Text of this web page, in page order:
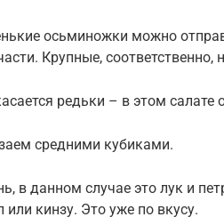
осьминожки можно
Крупные,
редьки – в этом салате
средними кубиками.
в данном случае это лук и
или кинзу. Это уже по вкусу.